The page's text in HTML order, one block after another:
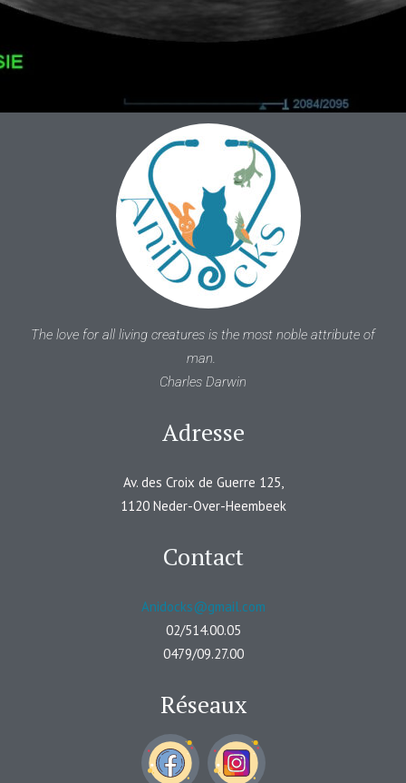
The love for all living creatures is the most noble attribute of
man.
Charles Darwin
Adresse
Av. des Croix de Guerre 125,
1120 Neder-Over-Heembeek
Contact
Anidocks@gmail.com
02/514.00.05
0479/09.27.00
Réseaux